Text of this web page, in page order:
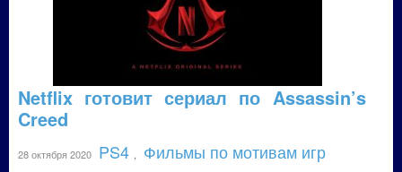
Netflix готовит сериал по Assassin’s
Creed
28 октября 2020 PS4 Фильмы по мотивам игр